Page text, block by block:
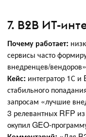
7. B2B ИТ-
Почему работает:
сервисы часто
внедренцев/
Кейс: интегратор 1С и
стабильного
запросам «лучшие
3 релевантных RFP
окупил GEO-